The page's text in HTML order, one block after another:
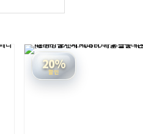
20%
할인